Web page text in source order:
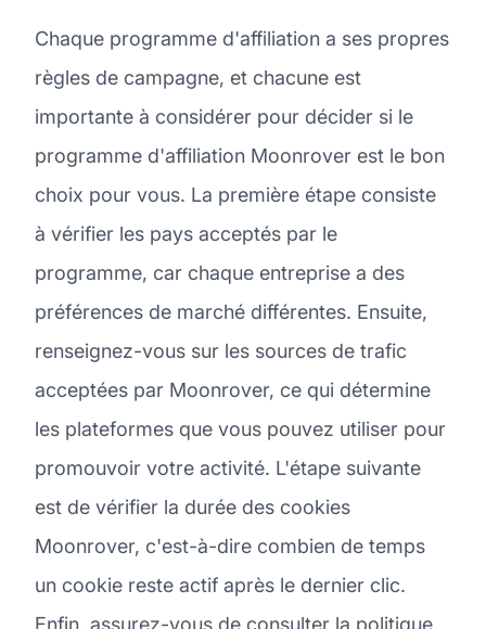
Chaque programme d'affiliation a ses propres
règles de campagne, et chacune est
importante à considérer pour décider si le
programme d'affiliation Moonrover est le bon
choix pour vous. La première étape consiste
à vérifier les pays acceptés par le
programme, car chaque entreprise a des
préférences de marché différentes. Ensuite,
renseignez-vous sur les sources de trafic
acceptées par Moonrover, ce qui détermine
les plateformes que vous pouvez utiliser pour
promouvoir votre activité. L'étape suivante
est de vérifier la durée des cookies
Moonrover, c'est-à-dire combien de temps
un cookie reste actif après le dernier clic.
Enfin, assurez-vous de consulter la politique